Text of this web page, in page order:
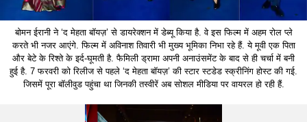
बोमन ईरानी ने ‘द मेहता बॉयज़’ से डायरेक्शन में डेब्यू किया है. वे इस फिल्म में अहम रोल प्ले
करते भी नजर आएंगे. फिल्म में अविनाश तिवारी भी मुख्य भूमिका निभा रहे हैं. ये मूवी एक पिता
और बेटे के रिश्ते के इर्द-घूमती है. फैमिली ड्रामा अपनी अनाउंसमेंट के बाद से ही चर्चा में बनी
हुई है. 7 फरवरी को रिलीज से पहले ‘द मेहता बॉयज़’ की स्टार स्टडेड स्क्रीनिंग होस्ट की गई.
जिसमें पूरा बॉलीवुड पहुंचा था जिनकी तस्वीरें अब सोशल मीडिया पर वायरल हो रही हैं.